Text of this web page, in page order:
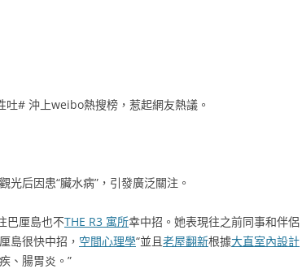
# 沖上weibo熱搜榜，惹起網友熱議。
后因患“臟水病”，引發廣泛關注。
巴厘島也不THE R3 寓所幸中招。她表現往之前同事和伴侶
島很快中招， 空間心理學“並且老屋翻新根據大直室內設計
、腸胃炎。”